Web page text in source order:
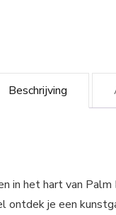
Beschrijving
in het hart van
ontdek je een